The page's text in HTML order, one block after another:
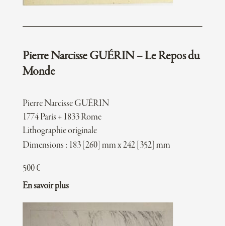
Pierre Narcisse GUÉRIN – Le Repos du
Monde
Pierre Narcisse GUÉRIN
1774 Paris + 1833 Rome
Lithographie originale
Dimensions : 183 [260] mm x 242 [352] mm
500€
En savoir plus